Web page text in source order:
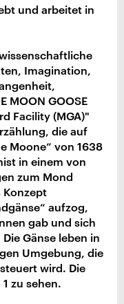
und arbeitet in
Imagination,
MOON GOOSE
Facility (MGA)"
die auf
Moone“ von 1638
in einem von
zum Mond
Konzept
aufzog,
gab und sich
Gänse leben in
Umgebung, die
wird. Die
zu sehen.